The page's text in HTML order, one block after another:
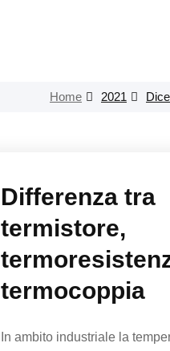
Home 2021
Differenza tra
termistore,
termocoppia
In ambito industriale la